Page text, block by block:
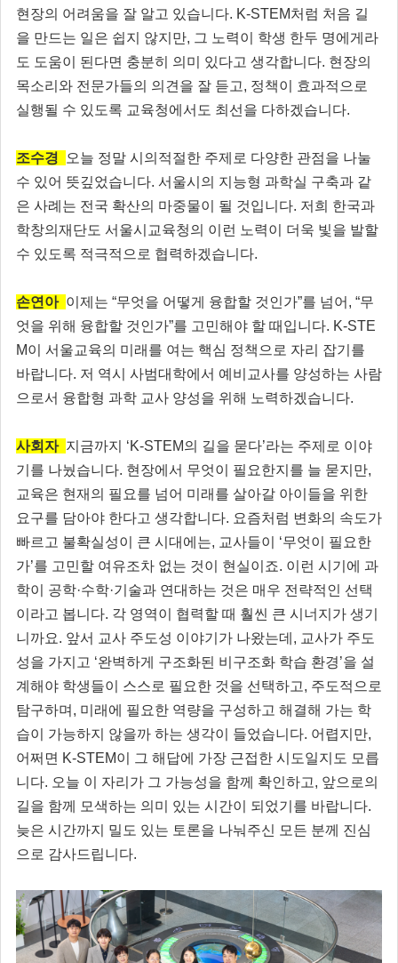
현장의 어려움을 잘 알고 있습니다. K-STEM처럼 처음 길
을 만드는 일은 쉽지 않지만, 그 노력이 학생 한두 명에게라
도 도움이 된다면 충분히 의미 있다고 생각합니다. 현장의
목소리와 전문가들의 의견을 잘 듣고, 정책이 효과적으로
실행될 수 있도록 교육청에서도 최선을 다하겠습니다.
조수경
오늘 정말 시의적절한 주제로 다양한 관점을 나눌
수 있어 뜻깊었습니다. 서울시의 지능형 과학실 구축과 같
은 사례는 전국 확산의 마중물이 될 것입니다. 저희 한국과
학창의재단도 서울시교육청의 이런 노력이 더욱 빛을 발할
수 있도록 적극적으로 협력하겠습니다.
손연아 이제는 “무엇을 어떻게 융합할 것인가”를 넘어, “무
엇을 위해 융합할 것인가”를 고민해야 할 때입니다. K-STE
M이 서울교육의 미래를 여는 핵심 정책으로 자리 잡기를
바랍니다. 저 역시 사범대학에서 예비교사를 양성하는 사람
으로서 융합형 과학 교사 양성을 위해 노력하겠습니다.
사회자 지금까지 ‘K-STEM의 길을 묻다’라는 주제로 이야
기를 나눴습니다. 현장에서 무엇이 필요한지를 늘 묻지만,
교육은 현재의 필요를 넘어 미래를 살아갈 아이들을 위한
요구를 담아야 한다고 생각합니다. 요즘처럼 변화의 속도가
빠르고 불확실성이 큰 시대에는, 교사들이 ‘무엇이 필요한
가’를 고민할 여유조차 없는 것이 현실이죠. 이런 시기에 과
학이 공학·수학·기술과 연대하는 것은 매우 전략적인 선택
이라고 봅니다. 각 영역이 협력할 때 훨씬 큰 시너지가 생기
니까요. 앞서 교사 주도성 이야기가 나왔는데, 교사가 주도
성을 가지고 ‘완벽하게 구조화된 비구조화 학습 환경’을 설
계해야 학생들이 스스로 필요한 것을 선택하고, 주도적으로
탐구하며, 미래에 필요한 역량을 구성하고 해결해 가는 학
습이 가능하지 않을까 하는 생각이 들었습니다. 어렵지만,
어쩌면 K-STEM이 그 해답에 가장 근접한 시도일지도 모릅
니다. 오늘 이 자리가 그 가능성을 함께 확인하고, 앞으로의
길을 함께 모색하는 의미 있는 시간이 되었기를 바랍니다.
늦은 시간까지 밀도 있는 토론을 나눠주신 모든 분께 진심
으로 감사드립니다.